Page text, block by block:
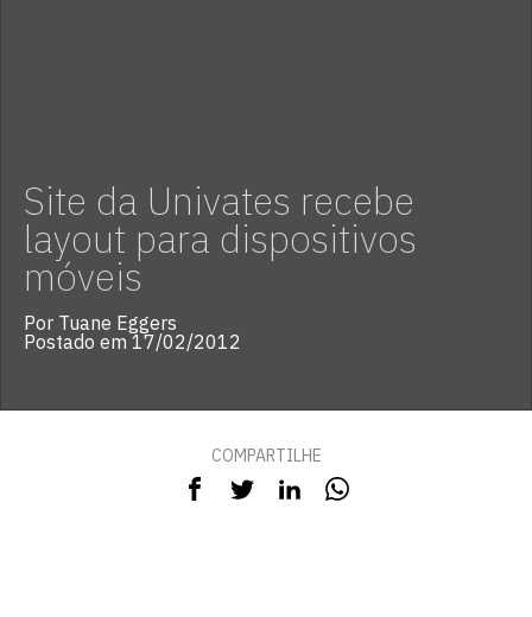
Site da Univates recebe
layout para dispositivos
móveis
Por Tuane Eggers
Postado em 17/02/2012
COMPARTILHE